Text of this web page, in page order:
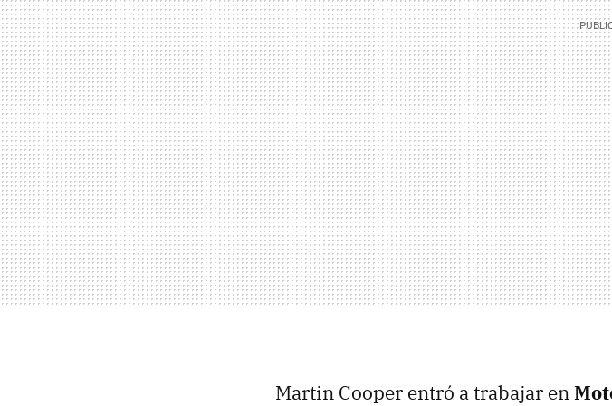
Martin Cooper entró a trabajar en